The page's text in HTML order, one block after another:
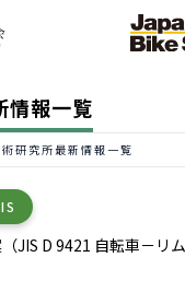
情報一覧
研究所最新情報一覧
JIS D 9421 自転車－リ